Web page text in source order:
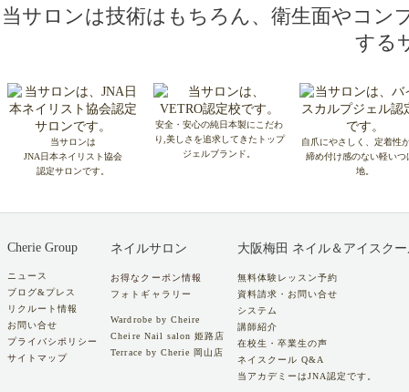
当サロンは技術はもちろん、衛生面やコ
する
当サロンは
JNA日本ネイリスト協会
認定サロンです。
安全・安心の純日本製にこだわ
り,美しさを追求してきたトップ
ジェルブランド。
自爪にやさしく、定着性
締め付け感のない軽いつ
地。
Cherie Group
ニュース
ブログ&プレス
リクルート情報
お問い合せ
プライバシポリシー
サイトマップ
ネイルサロン
お得なクーポン情報
フォトギャラリー
Wardrobe by Cheire
Cheire Nail salon 姫路店
Terrace by Cherie 岡山店
大阪梅田 ネイル＆アイスク
無料体験レッスン予約
資料請求・お問い合せ
システム
講師紹介
在校生・卒業生の声
ネイスクール Q&A
当アカデミーはJNA認定です。